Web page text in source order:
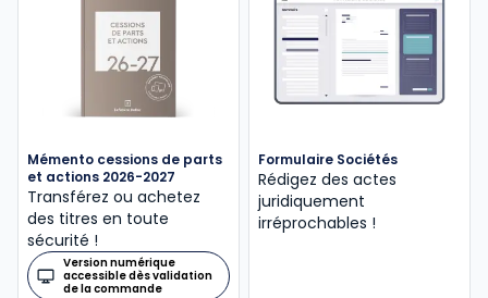
Mémento cessions de parts
et actions 2026-2027
Transférez ou achetez
des titres en toute
sécurité !
Version numérique
accessible dès validation
de la commande
Formulaire Sociétés
Rédigez des actes
juridiquement
irréprochables !